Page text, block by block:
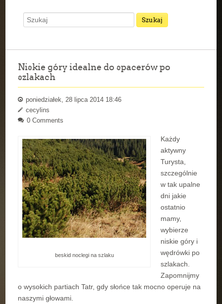
Niskie góry idealne do spacerów po
szlakach
poniedziałek, 28 lipca 2014 18:46
cecylins
0 Comments
beskid noclegi na szlaku
Każdy
aktywny
Turysta,
szczególnie
w tak upalne
dni jakie
ostatnio
mamy,
wybierze
niskie góry i
wędrówki po
szlakach.
Zapomnijmy
o wysokich partiach Tatr, gdy słońce tak mocno operuje na
naszymi głowami.